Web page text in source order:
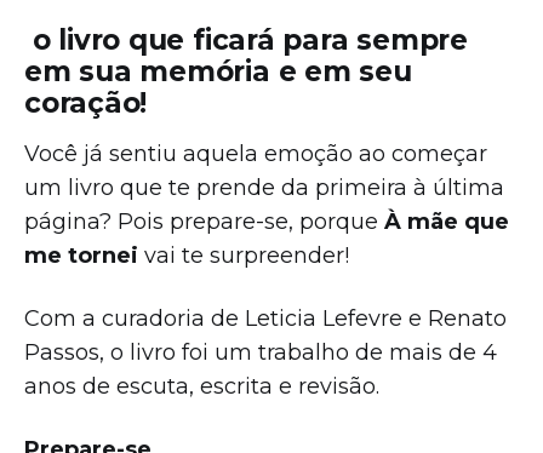
o livro que ficará para sempre
em sua memória e em seu
coração!
Você já sentiu aquela emoção ao começar
um livro que te prende da primeira à última
página? Pois prepare-se, porque À mãe que
me tornei vai te surpreender!
Com a curadoria de Leticia Lefevre e Renato
Passos, o livro foi um trabalho de mais de 4
anos de escuta, escrita e revisão.